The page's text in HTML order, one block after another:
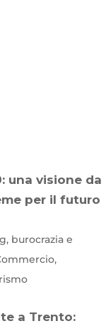
una visione da
per il futuro
burocrazia e
a Trento: